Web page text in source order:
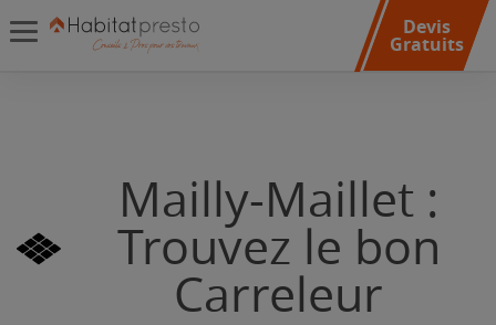
Devis
Gratuits
Mailly-Maillet :
Trouvez le bon
Carreleur